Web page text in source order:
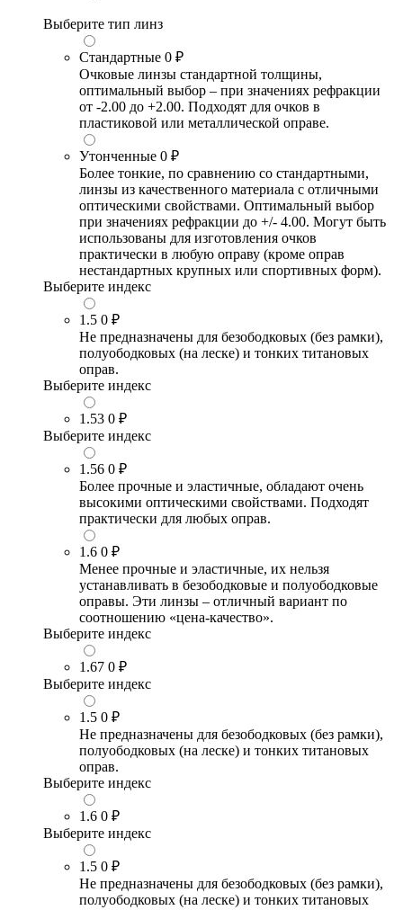
Выберите тип линз
Стандартные 0 ₽
Очковые линзы стандартной толщины,
оптимальный выбор – при значениях рефракции
от -2.00 до +2.00. Подходят для очков в
пластиковой или металлической оправе.
Утонченные 0 ₽
Более тонкие, по сравнению со стандартными,
линзы из качественного материала с отличными
оптическими свойствами. Оптимальный выбор
при значениях рефракции до +/- 4.00. Могут быть
использованы для изготовления очков
практически в любую оправу (кроме оправ
нестандартных крупных или спортивных форм).
Выберите индекс
1.5 0 ₽
Не предназначены для безободковых (без рамки),
полуободковых (на леске) и тонких титановых
оправ.
Выберите индекс
1.53 0 ₽
Выберите индекс
1.56 0 ₽
Более прочные и эластичные, обладают очень
высокими оптическими свойствами. Подходят
практически для любых оправ.
1.6 0 ₽
Менее прочные и эластичные, их нельзя
устанавливать в безободковые и полуободковые
оправы. Эти линзы – отличный вариант по
соотношению «цена-качество».
Выберите индекс
1.67 0 ₽
Выберите индекс
1.5 0 ₽
Не предназначены для безободковых (без рамки),
полуободковых (на леске) и тонких титановых
оправ.
Выберите индекс
1.6 0 ₽
Выберите индекс
1.5 0 ₽
Не предназначены для безободковых (без рамки),
полуободковых (на леске) и тонких титановых